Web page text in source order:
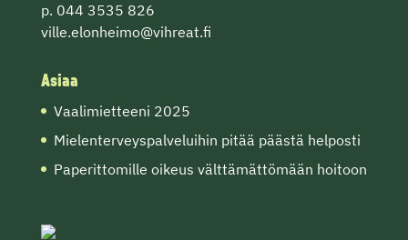
p. 044 3535 826
ville.elonheimo@vihreat.fi
Asiaa
Vaalimietteeni 2025
Mielenterveyspalveluihin pitää päästä helposti
Paperittomille oikeus välttämättömään hoitoon